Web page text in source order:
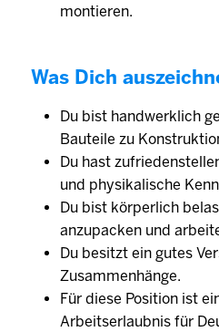
montieren.
Was Dich
Du bist handwerklich
Bauteile zu
Du hast
und physikalische
Du bist körperlich
anzupacken und
Du besitzt ein gutes
Zusammenhänge.
Für diese Position ist
Arbeitserlaubnis für